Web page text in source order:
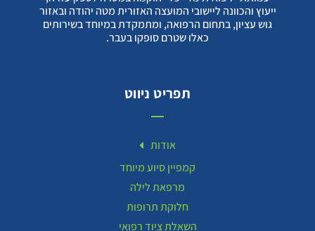
ייעוץ והכוונה ליישובי המועצה האזורית מטה יהודה ובאזור
גוש עציון, בתחום הרפואה, ומתמקדת במיוחד בשירותים
כאלו שטרם סופקו בעבר.
תפריט ניווט
אודות
קמפיין סיוע מיוחד
מרפאת לילה
חלוקת תרופות
השאלת ציוד רפואי